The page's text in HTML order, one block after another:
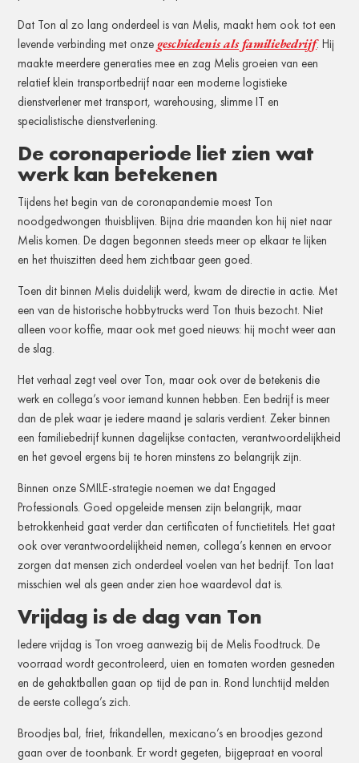
Dat Ton al zo lang onderdeel is van Melis, maakt hem ook tot een
levende verbinding met onzegeschiedenis als familiebedrijf. Hij
maakte meerdere generaties mee en zag Melis groeien van een
relatief klein transportbedrijf naar een moderne logistieke
dienstverlener met transport, warehousing, slimme IT en
specialistische dienstverlening.
De coronaperiode liet zien wat
werk kan betekenen
Tijdens het begin van de coronapandemie moest Ton
noodgedwongen thuisblijven. Bijna drie maanden kon hij niet naar
Melis komen. De dagen begonnen steeds meer op elkaar te lijken
en het thuiszitten deed hem zichtbaar geen goed.
Toen dit binnen Melis duidelijk werd, kwam de directie in actie. Met
een van de historische hobbytrucks werd Ton thuis bezocht. Niet
alleen voor koffie, maar ook met goed nieuws: hij mocht weer aan
de slag.
Het verhaal zegt veel over Ton, maar ook over de betekenis die
werk en collega’s voor iemand kunnen hebben. Een bedrijf is meer
dan de plek waar je iedere maand je salaris verdient. Zeker binnen
een familiebedrijf kunnen dagelijkse contacten, verantwoordelijkheid
en het gevoel ergens bij te horen minstens zo belangrijk zijn.
Binnen onze SMILE-strategie noemen we dat Engaged
Professionals. Goed opgeleide mensen zijn belangrijk, maar
betrokkenheid gaat verder dan certificaten of functietitels. Het gaat
ook over verantwoordelijkheid nemen, collega’s kennen en ervoor
zorgen dat mensen zich onderdeel voelen van het bedrijf. Ton laat
misschien wel als geen ander zien hoe waardevol dat is.
Vrijdag is de dag van Ton
Iedere vrijdag is Ton vroeg aanwezig bij de Melis Foodtruck. De
voorraad wordt gecontroleerd, uien en tomaten worden gesneden
en de gehaktballen gaan op tijd de pan in. Rond lunchtijd melden
de eerste collega’s zich.
Broodjes bal, friet, frikandellen, mexicano’s en broodjes gezond
gaan over de toonbank. Er wordt gegeten, bijgepraat en vooral